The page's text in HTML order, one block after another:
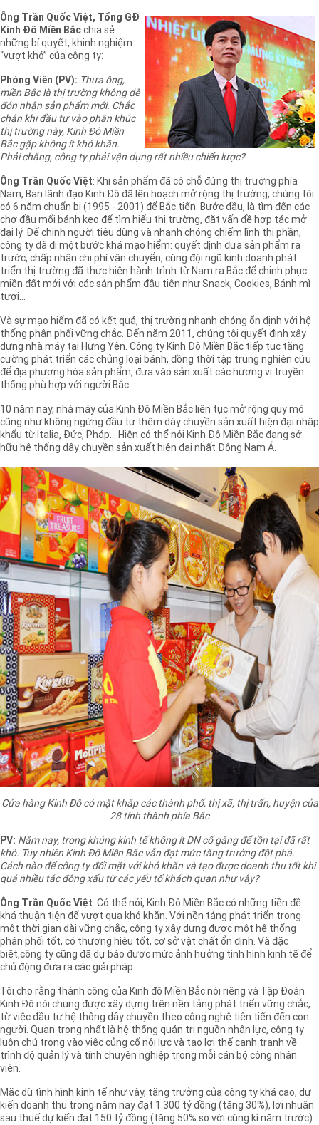
Ông Trần Quốc Việt, Tổng GĐ
Kinh Đô Miền Bắc chia sẻ
những bí quyết, khinh nghiệm
“vượt khó” của công ty:
Phóng Viên (PV): Thưa ông,
miền Bắc là thị trường không dễ
đón nhận sản phẩm mới. Chắc
chắn khi đầu tư vào phân khúc
thị trường này, Kinh Đô Miền
Bắc gặp không ít khó khăn.
Phải chăng, công ty phải vận dụng rất nhiều chiến lược?
Ông Trần Quốc Việt: Khi sản phẩm đã có chỗ đứng thị trường phía
Nam, Ban lãnh đạo Kinh Đô đã lên hoạch mở rộng thị trường, chúng tôi
có 6 năm chuẩn bị (1995 - 2001) để Bắc tiến. Bước đầu, là tìm đến các
chợ đầu mối bánh kẹo để tìm hiểu thị trường, đặt vấn đề hợp tác mở
đại lý. Để chinh người tiêu dùng và nhanh chóng chiếm lĩnh thị phần,
công ty đã đi một bước khá mạo hiểm: quyết định đưa sản phẩm ra
trước, chấp nhận chi phí vận chuyển, cùng đội ngũ kinh doanh phát
triển thị trường đã thực hiện hành trình từ Nam ra Bắc để chinh phục
miền đất mới với các sản phẩm đầu tiên như Snack, Cookies, Bánh mì
tươi…
Và sự mạo hiểm đã có kết quả, thị trường nhanh chóng ổn định với hệ
thống phân phối vững chắc. Đến năm 2011, chúng tôi quyết định xây
dựng nhà máy tại Hưng Yên. Công ty Kinh Đô Miền Bắc tiếp tục tăng
cường phát triển các chủng loại bánh, đồng thời tập trung nghiên cứu
để địa phương hóa sản phẩm, đưa vào sản xuất các hương vị truyền
thống phù hợp với người Bắc.
10 năm nay, nhà máy của Kinh Đô Miền Bắc liên tục mở rộng quy mô
cũng như không ngừng đầu tư thêm dây chuyền sản xuất hiện đại nhập
khẩu từ Italia, Đức, Pháp… Hiện có thể nói Kinh Đô Miền Bắc đang sở
hữu hệ thống dây chuyền sản xuất hiện đại nhất Đông Nam Á.
Cửa hàng Kinh Đô có mặt khắp các thành phố, thị xã, thị trấn, huyện của
28 tỉnh thành phía Bắc
PV: Năm nay, trong khủng kinh tế không ít DN cố gắng để tồn tại đã rất
khó. Tuy nhiên Kinh Đô Miền Bắc vẫn đạt mức tăng trưởng đột phá.
Cách nào để công ty đối mặt với khó khăn và tạo được doanh thu tốt khi
quá nhiều tác động xấu từ các yếu tố khách quan như vậy?
Ông Trần Quốc Việt: Có thể nói, Kinh Đô Miền Bắc có những tiền đề
khá thuận tiện để vượt qua khó khăn. Với nền tảng phát triển trong
một thời gian dài vững chắc, công ty xây dựng được một hệ thống
phân phối tốt, có thương hiệu tốt, cơ sở vật chất ổn định. Và đặc
biệt,công ty cũng đã dự báo được mức ảnh hưởng tình hình kinh tế để
chủ động đưa ra các giải pháp.
Tôi cho rằng thành công của Kinh đô Miền Bắc nói riêng và Tập Đoàn
Kinh Đô nói chung được xây dựng trên nền tảng phát triển vững chắc,
từ việc đầu tư hệ thống dây chuyền theo công nghệ tiên tiến đến con
người. Quan trọng nhất là hệ thống quản trị nguồn nhân lực, công ty
luôn chú trọng vào việc củng cố nội lực và tạo lợi thế cạnh tranh về
trình độ quản lý và tính chuyên nghiệp trong mỗi cán bộ công nhân
viên.
Mặc dù tình hình kinh tế như vậy, tăng trưởng của công ty khá cao, dự
kiến doanh thu trong năm nay đạt 1.300 tỷ đồng (tăng 30%), lợi nhuận
sau thuế dự kiến đạt 150 tỷ đồng (tăng 50% so với cùng kì năm trước).